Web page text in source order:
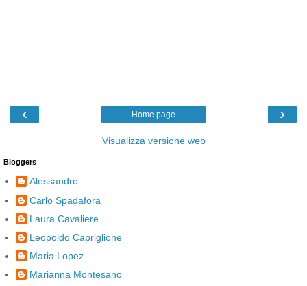
‹ ›
Home page
Visualizza versione web
Bloggers
Alessandro
Carlo Spadafora
Laura Cavaliere
Leopoldo Capriglione
Maria Lopez
Marianna Montesano